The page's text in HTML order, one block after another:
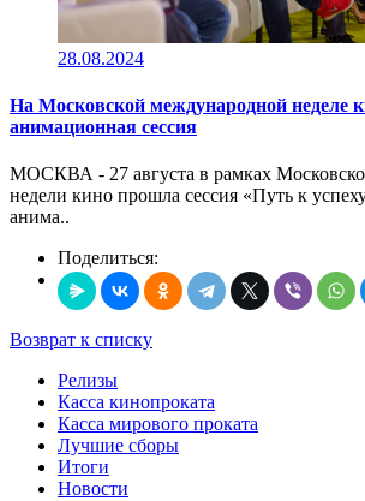
28.08.2024
На Московской международной неделе
анимационная сессия
МОСКВА - 27 августа в рамках
недели кино прошла сессия «Путь к
анима..
Поделиться:
Возврат к списку
Релизы
Касса кинопроката
Касса мирового проката
Лучшие сборы
Итоги
Новости